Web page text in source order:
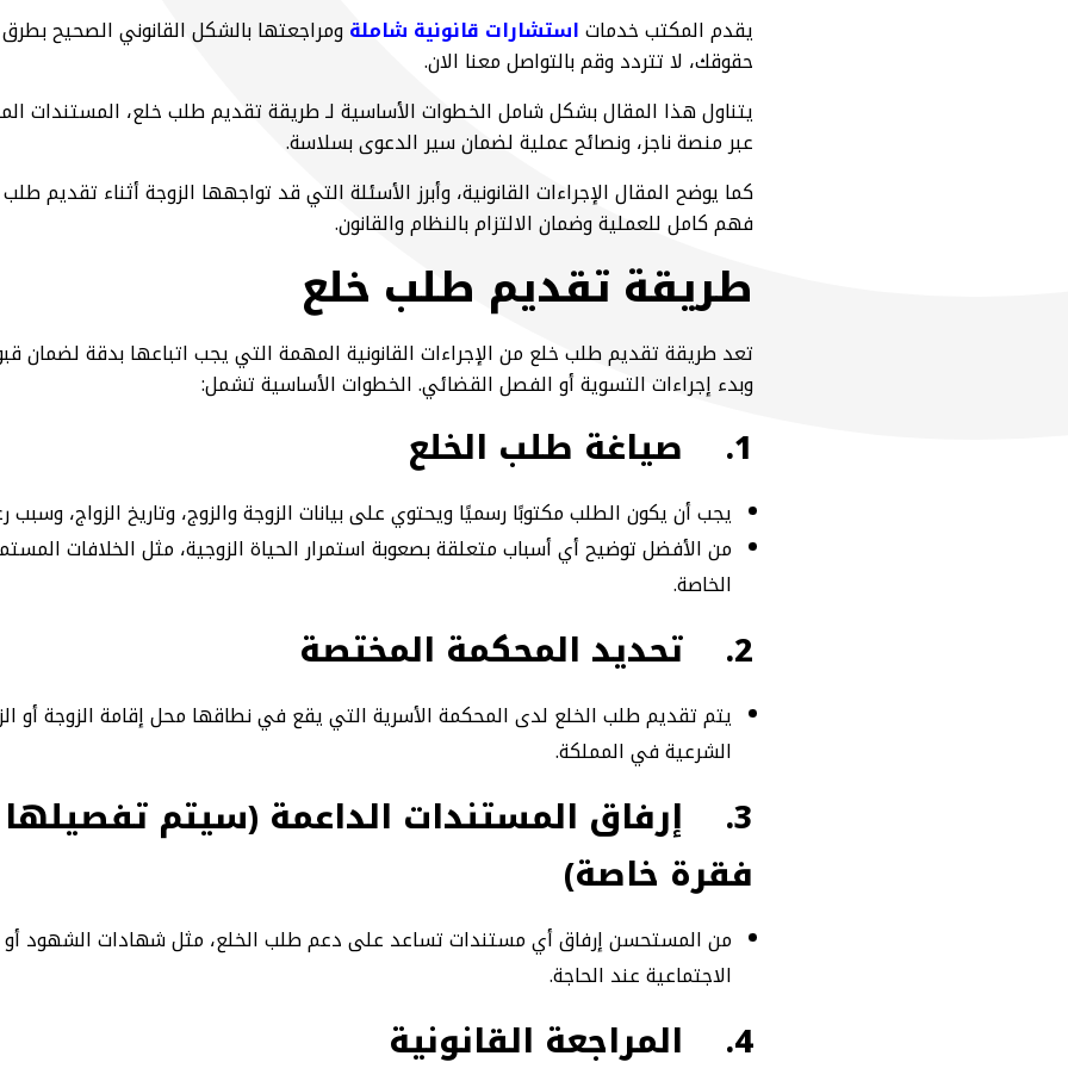
يقدم المكتب خدماتاستشارات قانونية شاملة ومراجعتها بالشكل القانوني الصحيح
حقوقك، لا تتردد وقم بالتواصل معنا الان.
يتناول هذا المقال بشكل شامل الخطوات الأساسية لـ طريقة تقديم طلب خلع، المستندات
عبر منصة ناجز، ونصائح عملية لضمان سير الدعوى بسلاسة.
كما يوضح المقال الإجراءات القانونية، وأبرز الأسئلة التي قد تواجهها الزوجة أثناء تقديم
فهم كامل للعملية وضمان الالتزام بالنظام والقانون.
طريقة تقديم طلب خلع​
تعد طريقة تقديم طلب خلع من الإجراءات القانونية المهمة التي يجب اتباعها بدقة لضمان
وبدء إجراءات التسوية أو الفصل القضائي. الخطوات الأساسية تشمل:
1. صياغة طلب الخلع
يجب أن يكون الطلب مكتوبًا رسميًا ويحتوي على بيانات الزوجة والزوج، وتاريخ الزواج، وسبب
من الأفضل توضيح أي أسباب متعلقة بصعوبة استمرار الحياة الزوجية، مثل الخلافات
الخاصة.
2. تحديد المحكمة المختصة
يتم تقديم طلب الخلع لدى المحكمة الأسرية التي يقع في نطاقها محل إقامة الزوجة أو
الشرعية في المملكة.
3.
إرفاق المستندات الداعمة (سيتم
فقرة خاصة)
من المستحسن إرفاق أي مستندات تساعد على دعم طلب الخلع، مثل شهادات الشهود أو
الاجتماعية عند الحاجة.
4. المراجعة القانونية